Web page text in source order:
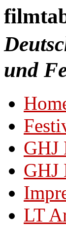
und
LT